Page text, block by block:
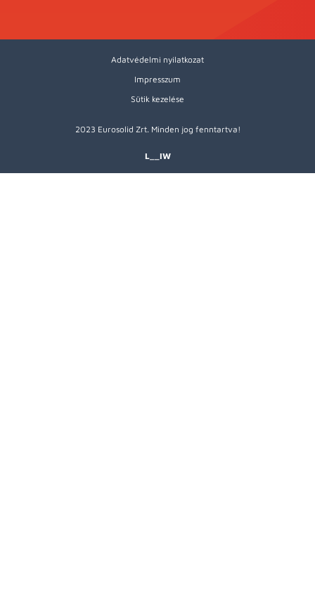
Adatvédelmi nyilatkozat
Impresszum
Sütik kezelése
2023 Eurosolid Zrt. Minden jog fenntartva!
L__IW